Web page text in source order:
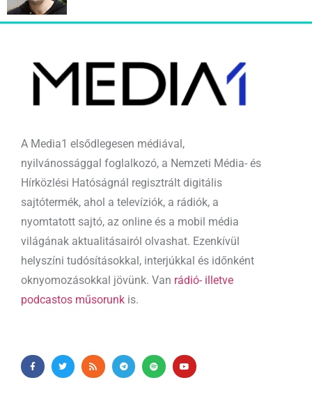
A Media1 elsődlegesen médiával,
nyilvánossággal foglalkozó, a Nemzeti Média- és
Hírközlési Hatóságnál regisztrált digitális
sajtótermék, ahol a televíziók, a rádiók, a
nyomtatott sajtó, az online és a mobil média
világának aktualitásairól olvashat. Ezenkívül
helyszíni tudósításokkal, interjúkkal és időnként
oknyomozásokkal jövünk. Van rádió- illetve
podcastos műsorunk is.